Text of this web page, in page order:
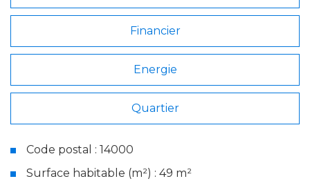
Financier
Energie
Quartier
Code postal : 14000
Surface habitable (m²) : 49 m²